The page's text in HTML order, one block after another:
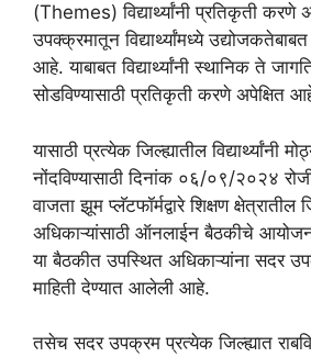
(Themes) विद्यार्थ्यांनी प्रतिकृती करणे
उपक्क्रमातून विद्यार्थ्यांमध्ये
आहे. याबाबत विद्यार्थ्यांनी स्थानिक ते
सोडविण्यासाठी प्रतिकृती करणे अपेक्षित
यासाठी प्रत्येक जिल्ह्यातील विद्यार्थ्यांनी
नोंदविण्यासाठी दिनांक ०६/०९/२०२४
वाजता झूम प्लॅटफॉर्मद्वारे शिक्षण क्षेत्रातील
अधिकाऱ्यांसाठी ऑनलाईन बैठकीचे
या बैठकीत उपस्थित अधिकाऱ्यांना सदर
माहिती देण्यात आलेली आहे.
तसेच सदर उपक्रम प्रत्येक जिल्ह्यात